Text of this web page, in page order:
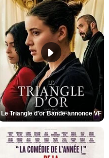
Le Triangle d'or Bande-annonce VF